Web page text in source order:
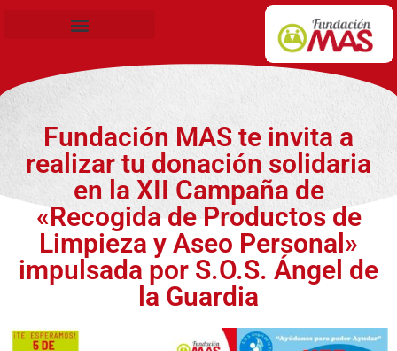
Fundación MAS te invita a
realizar tu donación solidaria
en la XII Campaña de
«Recogida de Productos de
Limpieza y Aseo Personal»
impulsada por S.O.S. Ángel de
la Guardia